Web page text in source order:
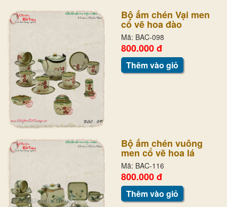
Bộ ấm chén Vại men
cổ vẽ hoa đào
Mã: BAC-098
800.000 đ
Thêm vào giỏ
Bộ ấm chén vuông
men cổ vẽ hoa lá
Mã: BAC-116
800.000 đ
Thêm vào giỏ